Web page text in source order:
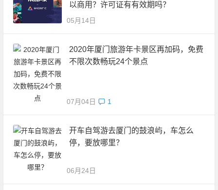
以商用？许可证有有效期吗？
05月14日
2020年厦门旅游年卡景区再加码，免费
不限次数畅玩24个景点
07月04日 1
开车自驾游去厦门的鼓浪屿，车怎么
停，要放哪里？
06月24日